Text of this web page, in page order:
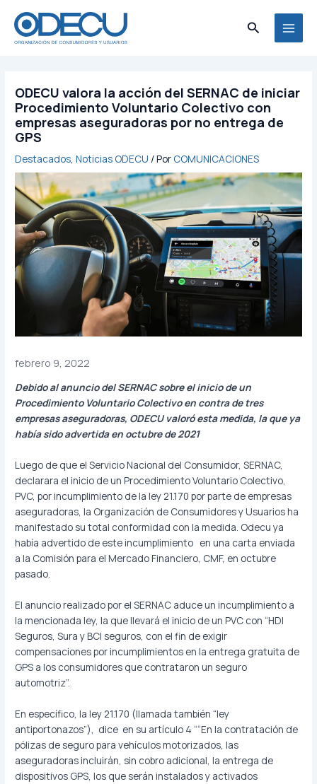
contenido
Buscar
ODECU valora la acción del SERNAC de iniciar
Procedimiento Voluntario Colectivo con
empresas aseguradoras por no entrega de
GPS
Destacados,Noticias ODECU / Por COMUNICACIONES
febrero 9, 2022
Debido al anuncio del SERNAC sobre el inicio de un
Procedimiento Voluntario Colectivo en contra de tres
empresas aseguradoras, ODECU valoró esta medida, la que ya
había sido advertida en octubre de 2021
Luego de que el Servicio Nacional del Consumidor, SERNAC,
declarara el inicio de un Procedimiento Voluntario Colectivo,
PVC, por incumplimiento de la ley 21.170 por parte de empresas
aseguradoras, la Organización de Consumidores y Usuarios ha
manifestado su total conformidad con la medida. Odecu ya
había advertido de este incumplimiento en una carta enviada
a la Comisión para el Mercado Financiero, CMF, en octubre
pasado.
El anuncio realizado por el SERNAC aduce un incumplimiento a
la mencionada ley, la que llevará el inicio de un PVC con “HDI
Seguros, Sura y BCI seguros, con el fin de exigir
compensaciones por incumplimientos en la entrega gratuita de
GPS a los consumidores que contrataron un seguro
automotriz”.
En específico, la ley 21.170 (llamada también “ley
antiportonazos”), dice en su artículo 4 ““En la contratación de
pólizas de seguro para vehículos motorizados, las
aseguradoras incluirán, sin cobro adicional, la entrega de
dispositivos GPS, los que serán instalados y activados